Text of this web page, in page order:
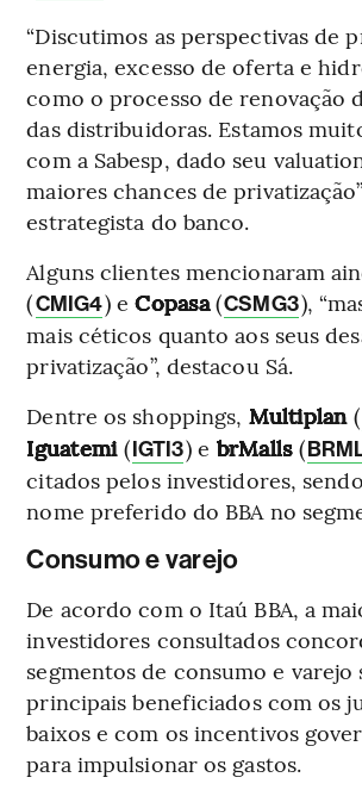
“Discutimos as perspectivas de
energia, excesso de oferta e
como o processo de renovação
das distribuidoras. Estamos
com a Sabesp, dado seu
maiores chances de
estrategista do banco.
Alguns clientes mencionaram
(CMIG4) eCopasa(CSMG3),
mais céticos quanto aos seus
privatização”, destacou Sá.
Dentre os shoppings, Multiplan (
Iguatemi (IGTI3) e brMalls (
citados pelos investidores,
nome preferido do BBA no
Consumo e varejo
De acordo com o Itaú BBA, a
investidores consultados
segmentos de consumo e varejo
principais beneficiados com os
baixos e com os incentivos
para impulsionar os gastos.